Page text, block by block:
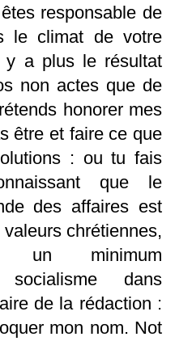
responsable de
le climat de votre
y a plus le résultat
non actes que de
honorer mes
être et faire ce que
: ou tu fais
que le
des affaires est
chrétiennes,
un minimum
socialisme dans
de la rédaction :
mon nom. Not